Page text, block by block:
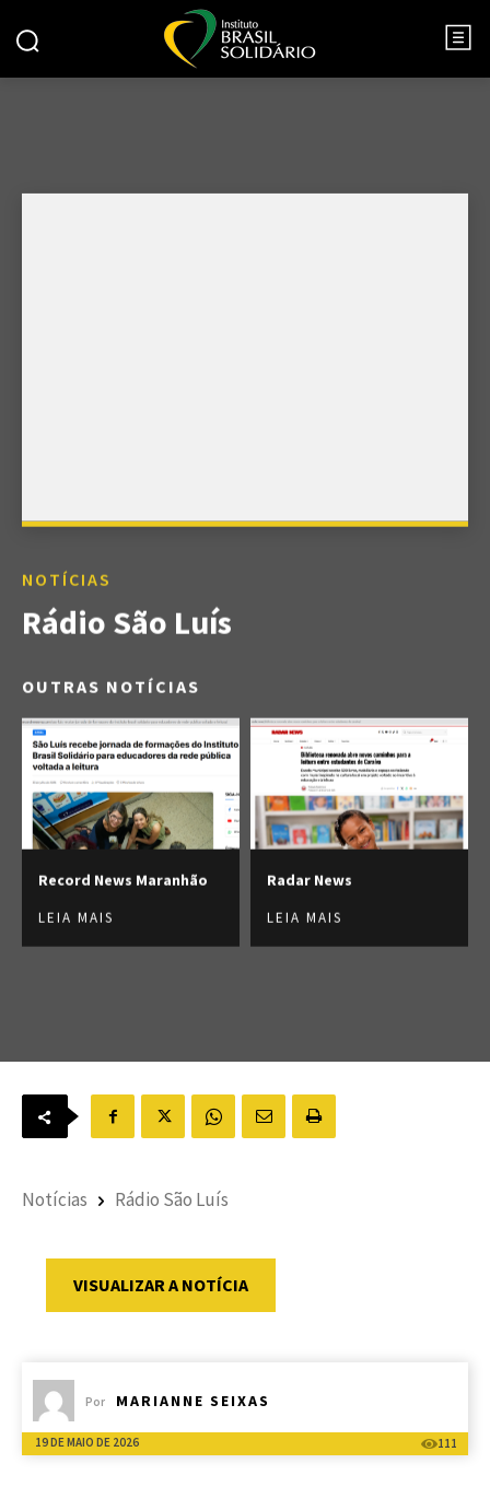
NOTÍCIAS
Rádio São Luís
OUTRAS NOTÍCIAS
Record News Maranhão
LEIA MAIS
Radar News
LEIA MAIS
Notícias Rádio São Luís
VISUALIZAR A NOTÍCIA
Por MARIANNE SEIXAS
19 DE MAIO DE 2026 111